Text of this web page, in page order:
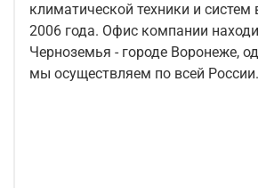
климатической техники и систем
2006 года. Офис компании
Черноземья - городе Воронеже,
мы осуществляем по всей России.